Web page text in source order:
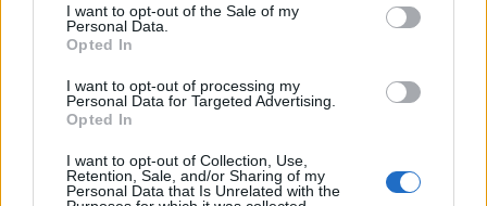
I want to opt-out of the Sale of my
Personal Data.
Opted In
I want to opt-out of processing my
Personal Data for Targeted Advertising.
Opted In
I want to opt-out of Collection, Use,
Retention, Sale, and/or Sharing of my
Personal Data that Is Unrelated with the
Активен автор
Съобщения:
130
15.7.20
pineapple87
Майстор
15.7.20
.water.